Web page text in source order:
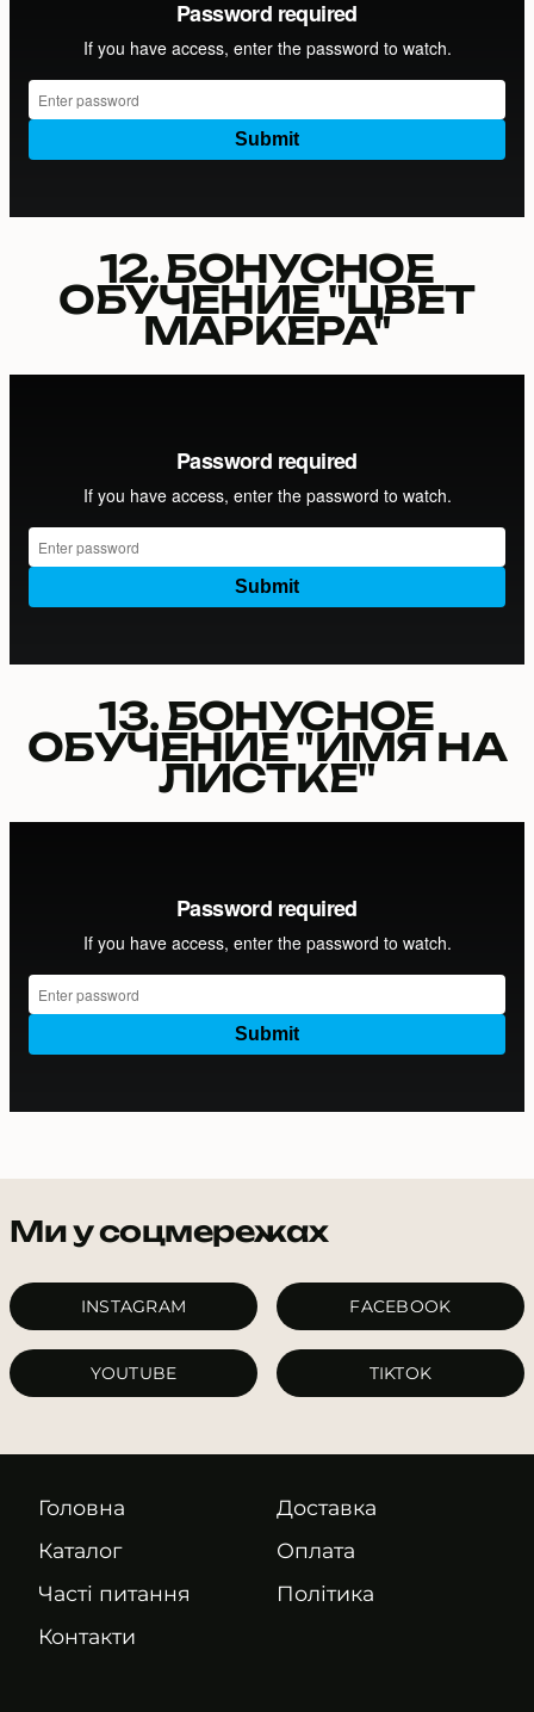
12. БОНУСНОЕ
ОБУЧЕНИЕ "ЦВЕТ
МАРКЕРА"
13. БОНУСНОЕ
ОБУЧЕНИЕ "ИМЯ НА
ЛИСТКЕ"
Ми у соцмережах
INSTAGRAM FACEBOOK
YOUTUBE TIKTOK
Головна
Каталог
Часті питання
Контакти
Доставка
Оплата
Політика